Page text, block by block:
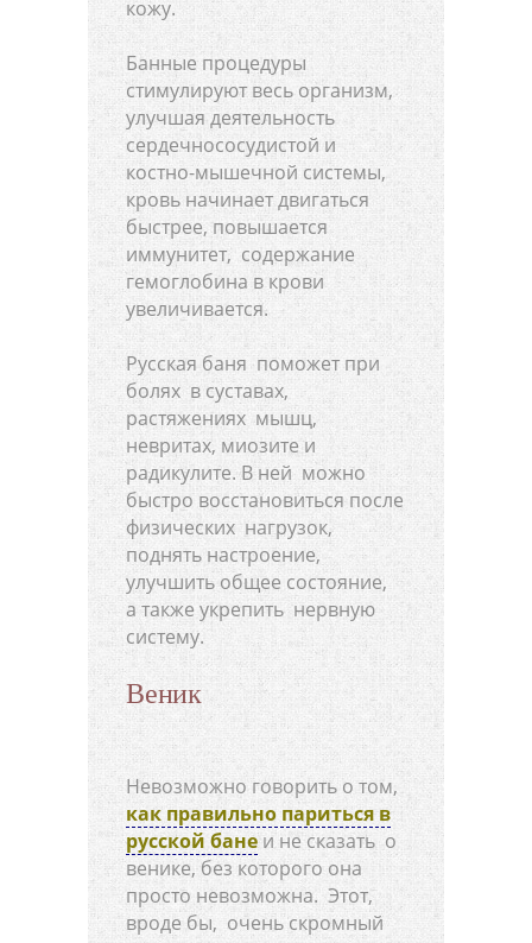
кожу.
Банные процедуры
стимулируют весь организм,
улучшая деятельность
сердечнососудистой и
костно-мышечной системы,
кровь начинает двигаться
быстрее, повышается
иммунитет, содержание
гемоглобина в крови
увеличивается.
Русская баня поможет при
болях в суставах,
растяжениях мышц,
невритах, миозите и
радикулите. В ней можно
быстро восстановиться после
физических нагрузок,
поднять настроение,
улучшить общее состояние,
а также укрепить нервную
систему.
Веник
Невозможно говорить о том,
как правильно париться в
русской банеи не сказать о
венике, без которого она
просто невозможна. Этот,
вроде бы, очень скромный